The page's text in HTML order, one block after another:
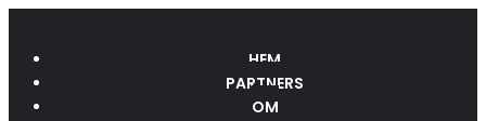
HEM
PARTNERS
OM